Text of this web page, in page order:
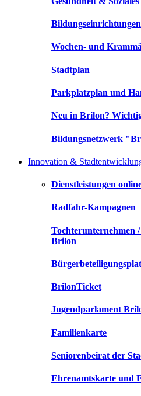
Wochen- und
Stadtplan
Parkplatzplan und
Neu in Brilon?
Bildungsnetzwerk
Innovation &
Dienstleistungen
Radfahr-Kampagnen
Tochterunternehmen
Brilon
BrilonTicket
Jugendparlament
Familienkarte
Seniorenbeirat der
Ehrenamtskarte und